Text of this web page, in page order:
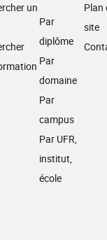
un
Par
diplôme
Par
domaine
Par
campus
Par UFR,
institut,
école
Plan
site